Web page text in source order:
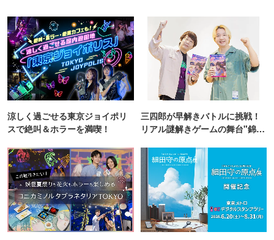
涼しく過ごせる東京ジョイポリ
スで絶叫＆ホラーを満喫！
三四郎が早解きバトルに挑戦！
リアル謎解きゲームの舞台"錦糸